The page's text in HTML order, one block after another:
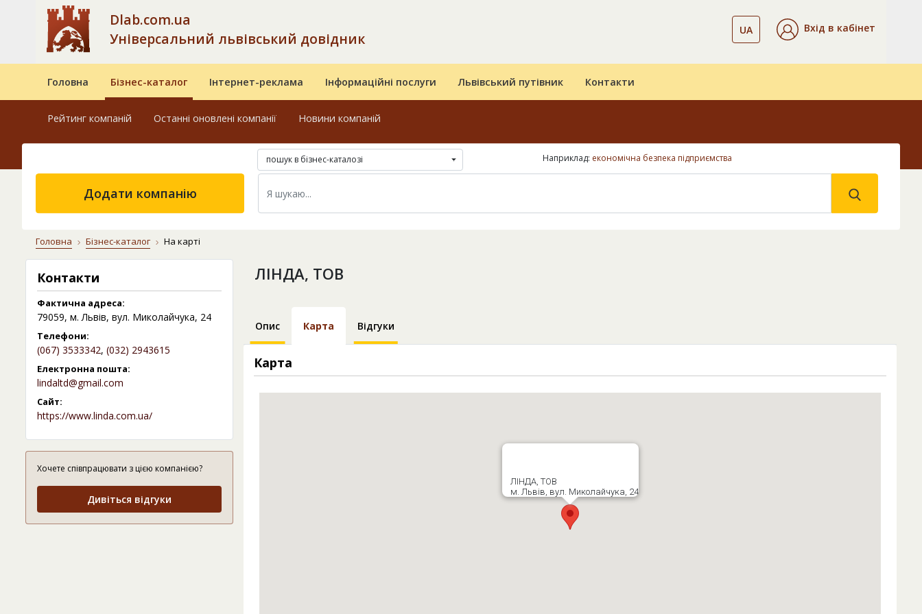
Dlab.com.ua
Універсальний львівський довідник
UA Вхід в кабінет
Головна Бізнес-каталог Інтернет-реклама Інформаційні послуги Львівський путівник Контакти
Рейтинг компаній Останні оновлені компанії Новини компаній
пошук в бізнес-каталозі Наприклад: економічна безпека підприємства
Додати компанію
Головна Бізнес-каталог На карті
Контакти
Фактична адреса:
79059, м. Львів, вул. Миколайчука, 24
Телефони:
(067) 3533342, (032) 2943615
Електронна пошта:
lindaltd@gmail.com
Сайт:
https://www.linda.com.ua/
Хочете співпрацювати з цією компанією?
Дивіться відгуки
ЛІНДА, ТОВ
Опис Карта Відгуки
Карта
ЛІНДА, ТОВ
м. Львів, вул. Миколайчука, 24